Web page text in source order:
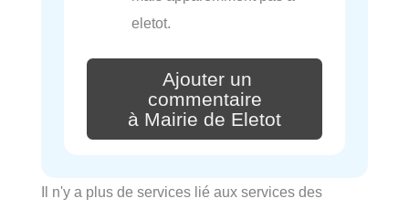
eletot.
Ajouter un
commentaire
à Mairie de Eletot
Il n'y a plus de services lié aux services des